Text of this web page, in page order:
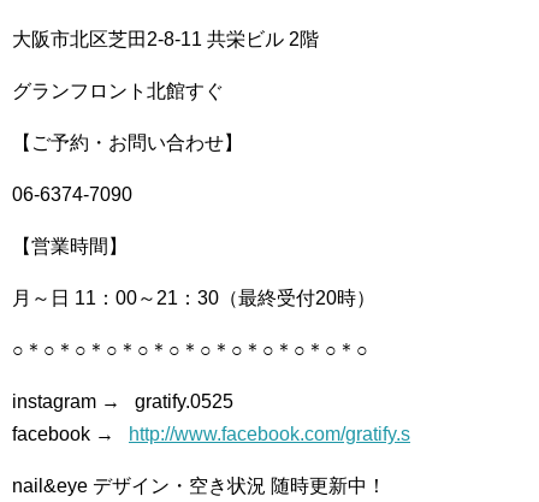
大阪市北区芝田2-8-11 共栄ビル 2階
グランフロント北館すぐ
【ご予約・お問い合わせ】
06-6374-7090
【営業時間】
月～日 11：00～21：30（最終受付20時）
○＊○＊○＊○＊○＊○＊○＊○＊○＊○＊○＊○
instagram → gratify.0525
facebook →
http://www.facebook.com/gratify.s
nail&eye デザイン・空き状況 随時更新中！